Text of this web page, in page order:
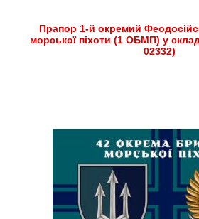
Прапор 1-й окремий
морської піхоти (1 ОБМП) у
02332)